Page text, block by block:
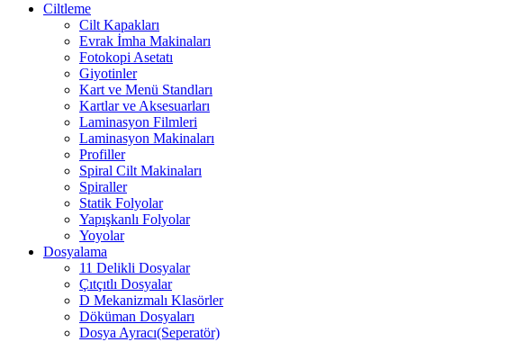
Ciltleme
Cilt Kapakları
Evrak İmha Makinaları
Fotokopi Asetatı
Giyotinler
Kart ve Menü Standları
Kartlar ve Aksesuarları
Laminasyon Filmleri
Laminasyon Makinaları
Profiller
Spiral Cilt Makinaları
Spiraller
Statik Folyolar
Yapışkanlı Folyolar
Yoyolar
Dosyalama
11 Delikli Dosyalar
Çıtçıtlı Dosyalar
D Mekanizmalı Klasörler
Döküman Dosyaları
Dosya Ayracı(Seperatör)